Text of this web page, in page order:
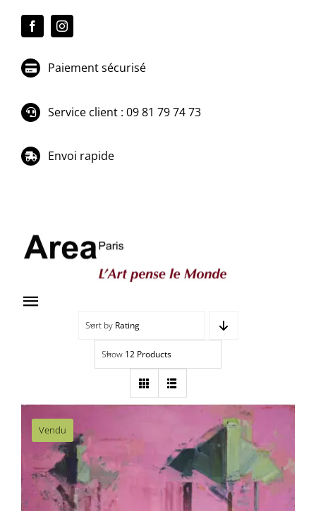
Paiement sécurisé
Service client : 09 81 79 74 73
Envoi rapide
Toggle
Navigation
Artistes
Éditions
Area revue)s(
Sort by Rating
Show 12 Products
Vendu
Pierre-Marie Ziegler – Sans titre